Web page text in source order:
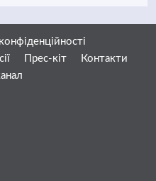
Прес-кіт
Контакти